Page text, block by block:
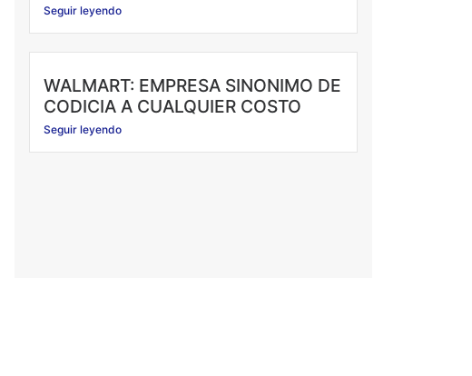
Seguir leyendo
WALMART: EMPRESA SINONIMO DE
CODICIA A CUALQUIER COSTO
Seguir leyendo